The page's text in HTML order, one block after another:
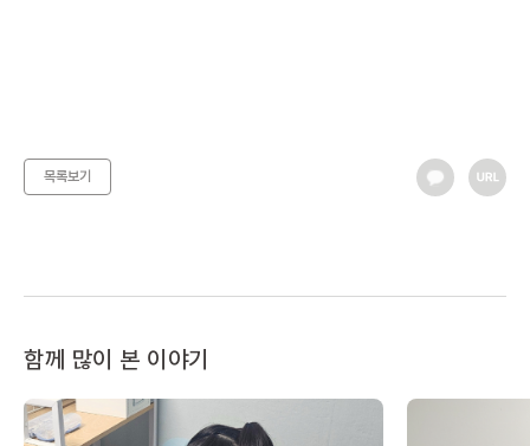
목록보기
함께 많이 본 이야기